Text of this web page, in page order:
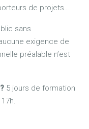
de projets…
sans
exigence de
préalable n’est
? 5 jours de formation